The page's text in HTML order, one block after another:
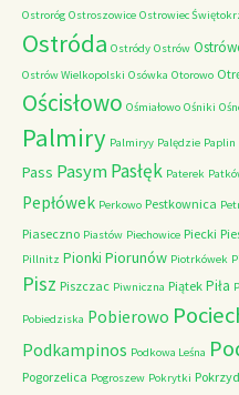
Ostroróg Ostroszowice Ostrowiec
Ostróda Ostródy Ostrów
Ostrów Wielkopolski Osówka Otorowo
Ościsłowo Ośmiałowo Ośniki
Palmiry Palmiryy Palędzie Paplin
Pass PasymPasłęk Paterek
Pepłówek Perkowo Pestkownica
Piaseczno Piastów Piechowice Piecki
Pillnitz Pionki Piorunów Piotrkówek
Pisz Piszczac Piwniczna Piątek Piła
Pobiedziska Pobierowo
Podkampinos Podkowa Leśna
Pogorzelica Pogroszew Pokrytki